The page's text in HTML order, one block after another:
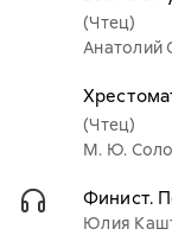
(Чтец)
Анатолий
(Чтец)
М. Ю.
Финист.
Юлия